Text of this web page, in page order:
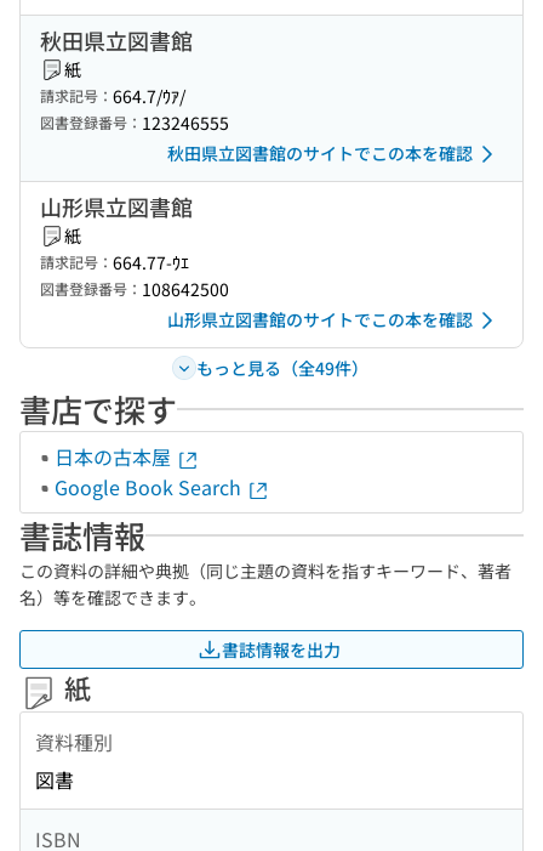
秋田県立図書館
紙
請求記号： 664.7/ｳｱ/
図書登録番号： 123246555
秋田県立図書館のサイトでこの本を確認
山形県立図書館
紙
請求記号： 664.77-ｳｴ
図書登録番号： 108642500
山形県立図書館のサイトでこの本を確認
もっと見る（全49件）
書店で探す
日本の古本屋
Google Book Search
書誌情報
この資料の詳細や典拠（同じ主題の資料を指すキーワード、著者
名）等を確認できます。
書誌情報を出力
紙
資料種別
図書
ISBN